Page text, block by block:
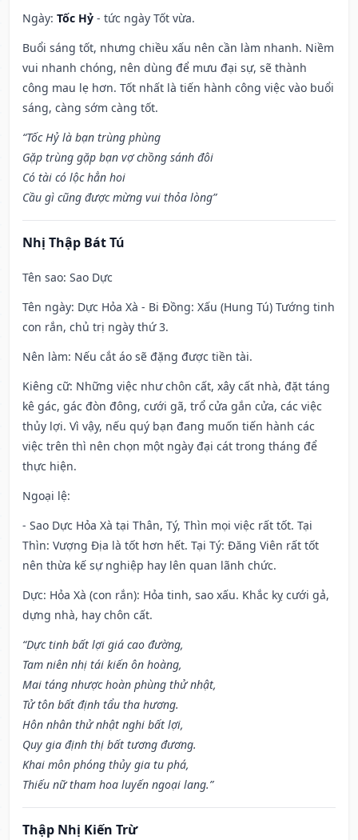
Ngày: Tốc Hỷ - tức ngày Tốt vừa.
Buổi sáng tốt, nhưng chiều xấu nên cần làm nhanh. Niềm
vui nhanh chóng, nên dùng để mưu đại sự, sẽ thành
công mau lẹ hơn. Tốt nhất là tiến hành công việc vào buổi
sáng, càng sớm càng tốt.
“Tốc Hỷ là bạn trùng phùng
Gặp trùng gặp bạn vợ chồng sánh đôi
Có tài có lộc hẳn hoi
Cầu gì cũng được mừng vui thỏa lòng”
Nhị Thập Bát Tú
Tên sao: Sao Dực
Tên ngày: Dực Hỏa Xà - Bi Đồng: Xấu (Hung Tú) Tướng tinh
con rắn, chủ trị ngày thứ 3.
Nên làm: Nếu cắt áo sẽ đặng được tiền tài.
Kiêng cữ: Những việc như chôn cất, xây cất nhà, đặt táng
kê gác, gác đòn đông, cưới gã, trổ cửa gắn cửa, các việc
thủy lợi. Vì vậy, nếu quý bạn đang muốn tiến hành các
việc trên thì nên chọn một ngày đại cát trong tháng để
thực hiện.
Ngoại lệ:
- Sao Dực Hỏa Xà tại Thân, Tý, Thìn mọi việc rất tốt. Tại
Thìn: Vượng Địa là tốt hơn hết. Tại Tý: Đăng Viên rất tốt
nên thừa kế sự nghiệp hay lên quan lãnh chức.
Dực: Hỏa Xà (con rắn): Hỏa tinh, sao xấu. Khắc kỵ cưới gả,
dựng nhà, hay chôn cất.
“Dực tinh bất lợi giá cao đường,
Tam niên nhị tái kiến ôn hoàng,
Mai táng nhược hoàn phùng thử nhật,
Tử tôn bất định tẩu tha hương.
Hôn nhân thử nhật nghi bất lợi,
Quy gia định thị bất tương đương.
Khai môn phóng thủy gia tu phá,
Thiếu nữ tham hoa luyến ngoại lang.”
Thập Nhị Kiến Trừ